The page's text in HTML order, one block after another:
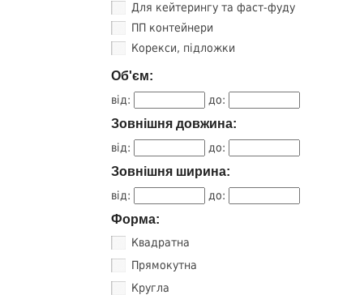
Для кейтерингу та фаст-фуду
ПП контейнери
Корекси, підложки
Об'єм:
від: до:
Зовнішня довжина:
від: до:
Зовнішня ширина:
від: до:
Форма:
Квадратна
Прямокутна
Кругла